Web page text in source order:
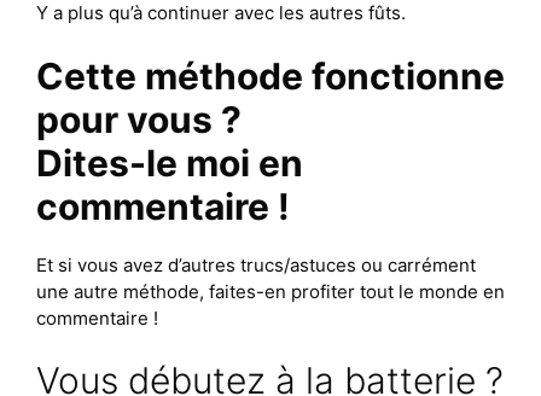
Y a plus qu’à continuer avec les autres fûts.
Cette méthode fonctionne
pour vous ?
Dites-le moi en
commentaire !
Et si vous avez d’autres trucs/astuces ou carrément
une autre méthode, faites-en profiter tout le monde en
commentaire !
Vous débutez à la batterie ?